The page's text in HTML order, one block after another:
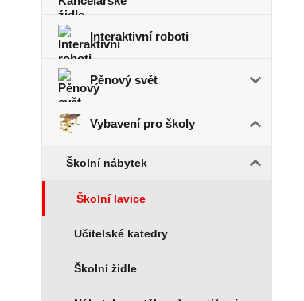
Interaktivní roboti
Pěnový svět
Vybavení pro školy
Školní nábytek
Školní lavice
Učitelské katedry
Školní židle